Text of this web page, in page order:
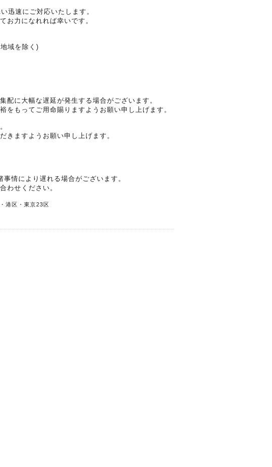
迅速にご対応いたします。
お力になれれば幸いです。
除く)
に大幅な遅延が発生する場合がございます。
をもってご用命賜りますようお願い申し上げます。
きますようお願い申し上げます。
情により遅れる場合がございます。
わせください。
港区・東京23区